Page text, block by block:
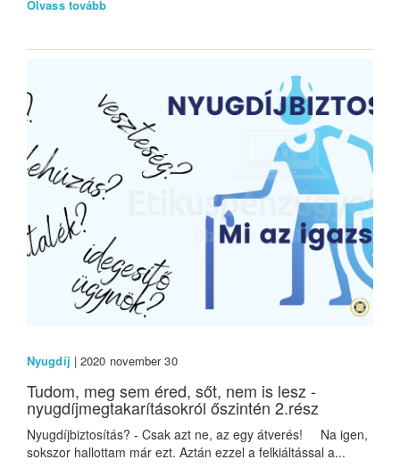
Olvass tovább
Nyugdíj | 2020 november 30
Tudom, meg sem éred, sőt, nem is lesz -
nyugdíjmegtakarításokról őszintén 2.rész
Nyugdíjbiztosítás? - Csak azt ne, az egy átverés! Na igen,
sokszor hallottam már ezt. Aztán ezzel a felkiáltással a...